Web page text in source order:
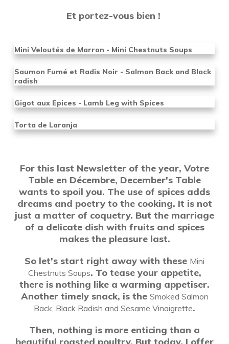
Et portez-vous bien !
Mini Veloutés de Marron - Mini Chestnuts Soups
Saumon Fumé et Radis Noir - Salmon Back and Black
radish
Gigot aux Epices - Lamb Leg with Spices
Torta de Laranja
For this last Newsletter of the year, Votre
Table en Décembre, December's Table
wants to spoil you. The use of spices adds
dreams and poetry to the cooking. It is not
just a matter of coquetry. But the marriage
of a delicate dish with fruits and spices
makes the pleasure last.
So let's start right away with these Mini
Chestnuts Soups. To tease your appetite,
there is nothing like a warming appetiser.
Another timely snack, is the Smoked Salmon
Back, Black Radish and Sesame Vinaigrette.
Then, nothing is more enticing than a